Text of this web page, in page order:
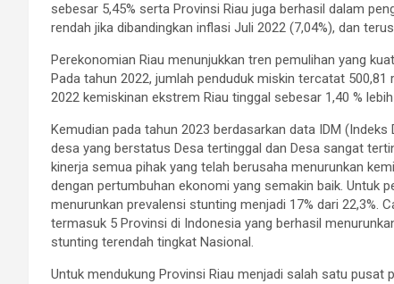
sebesar 5,45% serta Provinsi Riau juga berhasil dalam
rendah jika dibandingkan inflasi Juli 2022 (7,04%), dan
Perekonomian Riau menunjukkan tren pemulihan yang
Pada tahun 2022, jumlah penduduk miskin tercatat
2022 kemiskinan ekstrem Riau tinggal sebesar 1,40 %
Kemudian pada tahun 2023 berdasarkan data IDM
desa yang berstatus Desa tertinggal dan Desa sangat
kinerja semua pihak yang telah berusaha menurunkan
dengan pertumbuhan ekonomi yang semakin baik. Untuk
menurunkan prevalensi stunting menjadi 17% dari 22,3%.
termasuk 5 Provinsi di Indonesia yang berhasil
stunting terendah tingkat Nasional.
Untuk mendukung Provinsi Riau menjadi salah satu